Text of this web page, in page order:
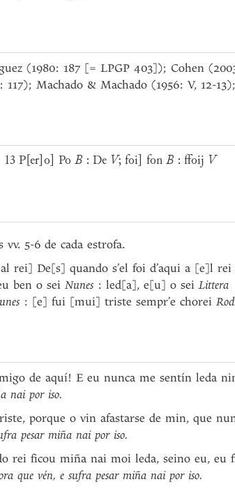
(1980: 187 [= LPGP 403]); Cohen
Machado & Machado (1956: V, 12-
13 P[er]o] Po B : De V; foi] fon B : ffoij V
5-6 de cada estrofa.
rei] De[s] quando s’el foi d’aqui a [e]l rei
ben o sei Nunes : led[a], e[u] o seiLittera
: [e] fui [mui] triste sempr’e chorei
de aquí! E eu nunca me sentín leda
nai por iso.
porque o vin afastarse de min, que
pesar miña nai por iso.
rei ficou miña nai moi leda, seino eu, eu
que vén, e sufra pesar miña nai por iso.